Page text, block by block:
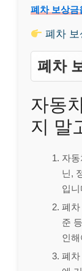
폐차 보상금
폐차 보
폐차
자동
지 말
자
닌,
입니
폐차
준
인
폐차